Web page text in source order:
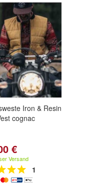
Iron & Resin
cognac
€
Versand
1